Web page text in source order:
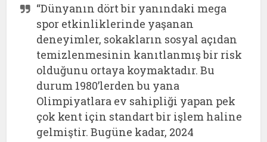
“Dünyanın dört bir yanındaki mega
spor etkinliklerinde yaşanan
deneyimler, sokakların sosyal açıdan
temizlenmesinin kanıtlanmış bir risk
olduğunu ortaya koymaktadır. Bu
durum 1980’lerden bu yana
Olimpiyatlara ev sahipliği yapan pek
çok kent için standart bir işlem haline
gelmiştir. Bugüne kadar, 2024